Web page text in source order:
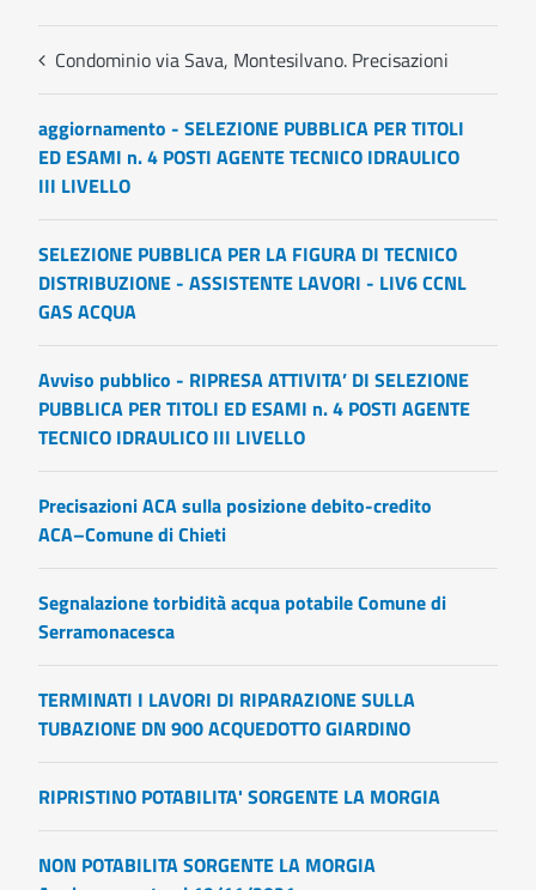
Condominio via Sava, Montesilvano. Precisazioni
aggiornamento - SELEZIONE PUBBLICA PER TITOLI
ED ESAMI n. 4 POSTI AGENTE TECNICO IDRAULICO
III LIVELLO
SELEZIONE PUBBLICA PER LA FIGURA DI TECNICO
DISTRIBUZIONE - ASSISTENTE LAVORI - LIV6 CCNL
GAS ACQUA
Avviso pubblico - RIPRESA ATTIVITA’ DI SELEZIONE
PUBBLICA PER TITOLI ED ESAMI n. 4 POSTI AGENTE
TECNICO IDRAULICO III LIVELLO
Precisazioni ACA sulla posizione debito-credito
ACA–Comune di Chieti
Segnalazione torbidità acqua potabile Comune di
Serramonacesca
TERMINATI I LAVORI DI RIPARAZIONE SULLA
TUBAZIONE DN 900 ACQUEDOTTO GIARDINO
RIPRISTINO POTABILITA' SORGENTE LA MORGIA
NON POTABILITA SORGENTE LA MORGIA